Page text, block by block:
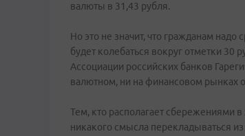
валюты в 31,43 рубля.
Но это не значит, что гражданам
будет колебаться вокруг отметки 30
Ассоциации российских банков
валютном, ни на финансовом рынках
Тем, кто располагает сбережениями
никакого смысла перекладываться